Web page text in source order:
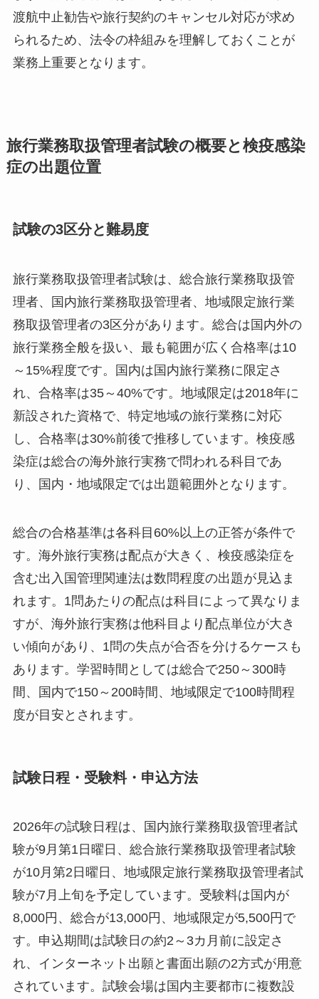
渡航中止勧告や旅行契約のキャンセル対応が求め
られるため、法令の枠組みを理解しておくことが
業務上重要となります。
旅行業務取扱管理者試験の概要と検疫感染
症の出題位置
試験の3区分と難易度
旅行業務取扱管理者試験は、総合旅行業務取扱管
理者、国内旅行業務取扱管理者、地域限定旅行業
務取扱管理者の3区分があります。総合は国内外の
旅行業務全般を扱い、最も範囲が広く合格率は10
～15%程度です。国内は国内旅行業務に限定さ
れ、合格率は35～40%です。地域限定は2018年に
新設された資格で、特定地域の旅行業務に対応
し、合格率は30%前後で推移しています。検疫感
染症は総合の海外旅行実務で問われる科目であ
り、国内・地域限定では出題範囲外となります。
総合の合格基準は各科目60%以上の正答が条件で
す。海外旅行実務は配点が大きく、検疫感染症を
含む出入国管理関連法は数問程度の出題が見込ま
れます。1問あたりの配点は科目によって異なりま
すが、海外旅行実務は他科目より配点単位が大き
い傾向があり、1問の失点が合否を分けるケースも
あります。学習時間としては総合で250～300時
間、国内で150～200時間、地域限定で100時間程
度が目安とされます。
試験日程・受験料・申込方法
2026年の試験日程は、国内旅行業務取扱管理者試
験が9月第1日曜日、総合旅行業務取扱管理者試験
が10月第2日曜日、地域限定旅行業務取扱管理者試
験が7月上旬を予定しています。受験料は国内が
8,000円、総合が13,000円、地域限定が5,500円で
す。申込期間は試験日の約2～3カ月前に設定さ
れ、インターネット出願と書面出願の2方式が用意
されています。試験会場は国内主要都市に複数設